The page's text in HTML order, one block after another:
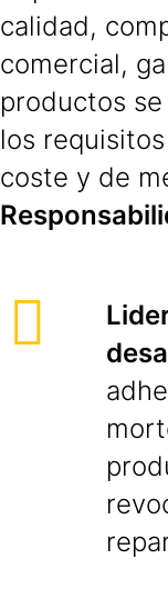
calidad,
comercial,
productos
los
coste y de